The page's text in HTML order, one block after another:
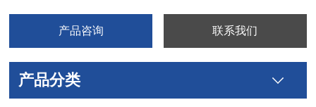
产品咨询 联系我们
产品分类